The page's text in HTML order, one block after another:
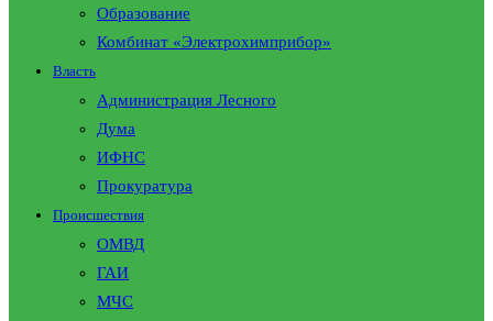
Образование
Комбинат «Электрохимприбор»
Власть
Администрация Лесного
Дума
ИФНС
Прокуратура
Происшествия
ОМВД
ГАИ
МЧС